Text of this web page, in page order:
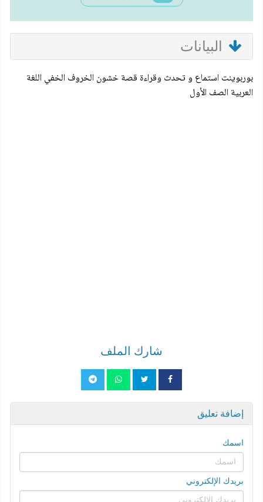
البيانات
بوربوينت استماع و تحدث وقراءة قصة خشون الخروف الخفي اللغة
العربية الصف الأول
شارك الملف
إضافة تعليق
اسمك
بريدك الإلكتروني